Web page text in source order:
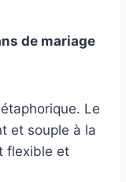
de mariage
Le
et souple à la
flexible et